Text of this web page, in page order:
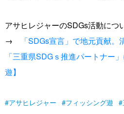
アサヒレジャーのSDGs活動につ
→
「SDGs宣言」で地元貢献。
「三重県S‌D‌Gｓ推進パートナー
遊】
アサヒレジャー フィッシング遊